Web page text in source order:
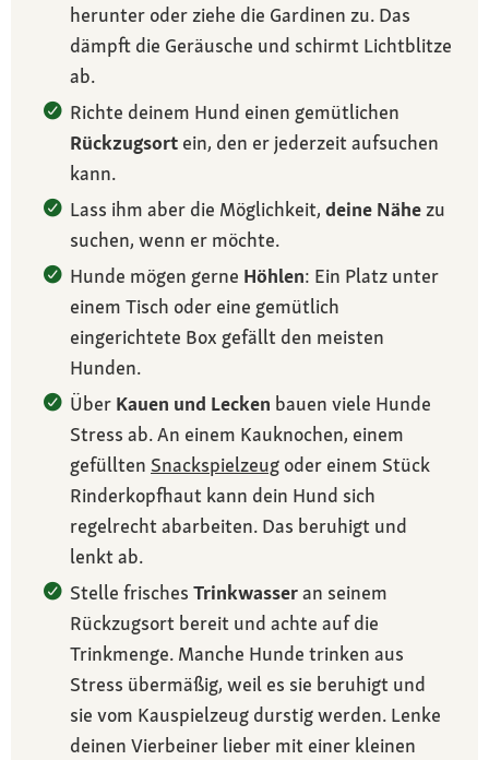
herunter oder ziehe die Gardinen zu. Das
dämpft die Geräusche und schirmt Lichtblitze
ab.
Richte deinem Hund einen gemütlichen
Rückzugsort ein, den er jederzeit aufsuchen
kann.
Lass ihm aber die Möglichkeit, deine Nähezu
suchen, wenn er möchte.
Hunde mögen gerne Höhlen: Ein Platz unter
einem Tisch oder eine gemütlich
eingerichtete Box gefällt den meisten
Hunden.
Über Kauen und Lecken bauen viele Hunde
Stress ab. An einem Kauknochen, einem
gefüllten Snackspielzeug oder einem Stück
Rinderkopfhaut kann dein Hund sich
regelrecht abarbeiten. Das beruhigt und
lenkt ab.
Stelle frisches Trinkwasseran seinem
Rückzugsort bereit und achte auf die
Trinkmenge. Manche Hunde trinken aus
Stress übermäßig, weil es sie beruhigt und
sie vom Kauspielzeug durstig werden. Lenke
deinen Vierbeiner lieber mit einer kleinen